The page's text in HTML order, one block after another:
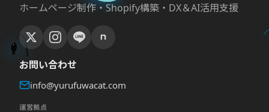
ホームページ制作・Shopify構築・DX＆AI活用支援
お問い合わせ
info@yurufuwacat.com
運営拠点